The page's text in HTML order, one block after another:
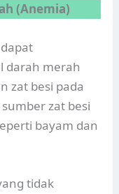
(Anemia)
darah merah
zat besi pada
zat besi
bayam dan
tidak